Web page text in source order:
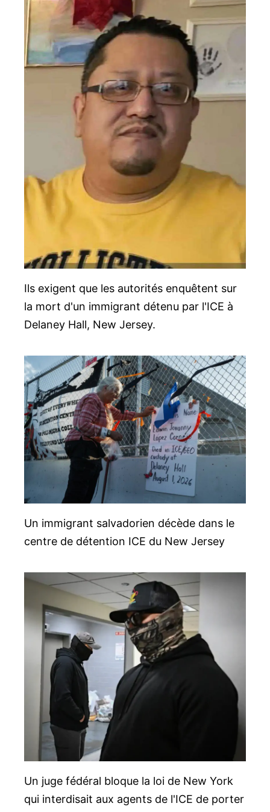
Ils exigent que les autorités enquêtent sur
la mort d'un immigrant détenu par l'ICE à
Delaney Hall, New Jersey.
Un immigrant salvadorien décède dans le
centre de détention ICE du New Jersey
Un juge fédéral bloque la loi de New York
qui interdisait aux agents de l'ICE de porter